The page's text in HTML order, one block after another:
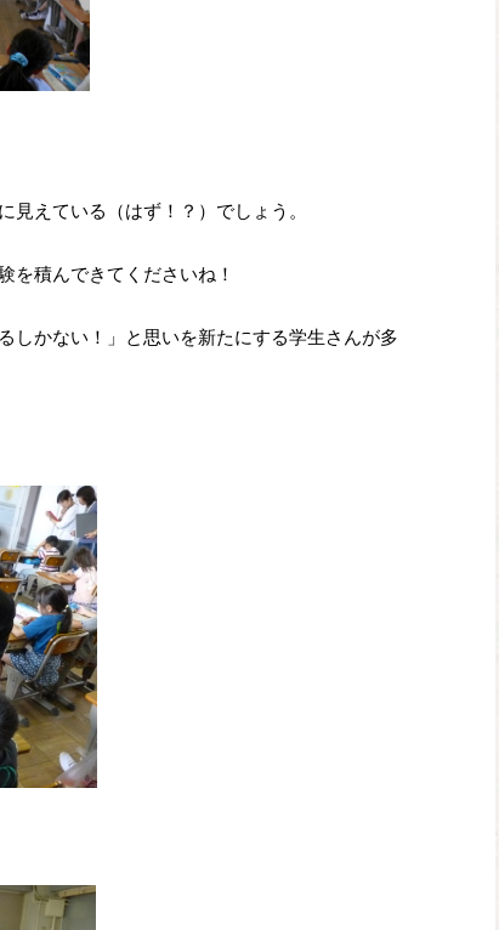
見えている（はず！？）でしょう。
を積んできてくださいね！
しかない！」と思いを新たにする学生さんが多